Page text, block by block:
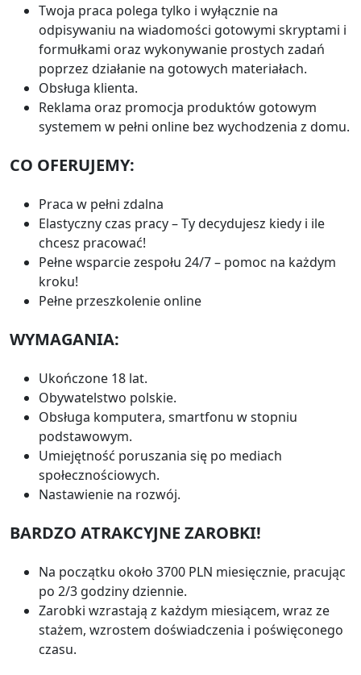
Twoja praca polega tylko i wyłącznie na
odpisywaniu na wiadomości gotowymi skryptami i
formułkami oraz wykonywanie prostych zadań
poprzez działanie na gotowych materiałach.
Obsługa klienta.
Reklama oraz promocja produktów gotowym
systemem w pełni online bez wychodzenia z domu.
CO OFERUJEMY:
Praca w pełni zdalna
Elastyczny czas pracy – Ty decydujesz kiedy i ile
chcesz pracować!
Pełne wsparcie zespołu 24/7 – pomoc na każdym
kroku!
Pełne przeszkolenie online
WYMAGANIA:
Ukończone 18 lat.
Obywatelstwo polskie.
Obsługa komputera, smartfonu w stopniu
podstawowym.
Umiejętność poruszania się po mediach
społecznościowych.
Nastawienie na rozwój.
BARDZO ATRAKCYJNE ZAROBKI!
Na początku około 3700 PLN miesięcznie, pracując
po 2/3 godziny dziennie.
Zarobki wzrastają z każdym miesiącem, wraz ze
stażem, wzrostem doświadczenia i poświęconego
czasu.